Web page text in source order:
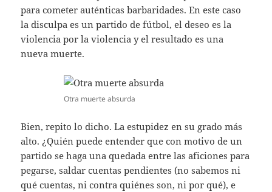
para cometer auténticas barbaridades. En este caso
la disculpa es un partido de fútbol, el deseo es la
violencia por la violencia y el resultado es una
nueva muerte.
Otra muerte absurda
Bien, repito lo dicho. La estupidez en su grado más
alto. ¿Quién puede entender que con motivo de un
partido se haga una quedada entre las aficiones para
pegarse, saldar cuentas pendientes (no sabemos ni
qué cuentas, ni contra quiénes son, ni por qué), e